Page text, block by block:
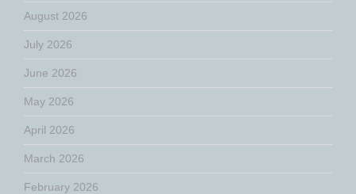
August 2026
July 2026
June 2026
May 2026
April 2026
March 2026
February 2026